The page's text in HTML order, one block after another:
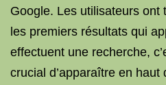
Google. Les utilisateurs ont
les premiers résultats qui
effectuent une recherche,
crucial d’apparaître en